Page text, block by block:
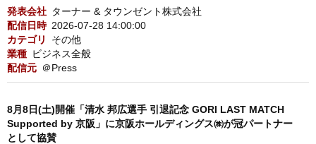
発表会社 ターナー & タウンゼント株式会社
配信日時 2026-07-28 14:00:00
カテゴリ
その他
業種 ビジネス全般
配信元 ＠Press
8月8日(土)開催「清水 邦広選手 引退記念 GORI LAST MATCH
Supported by 京阪」に京阪ホールディングス㈱が冠パートナー
として協賛